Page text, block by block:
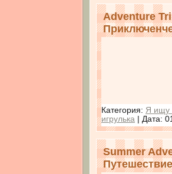
Adventure
Категория: Я ищу
игрулька | Дата:
Summer